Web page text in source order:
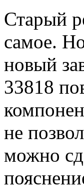
Старый
самое.
новый
33818
не
можно